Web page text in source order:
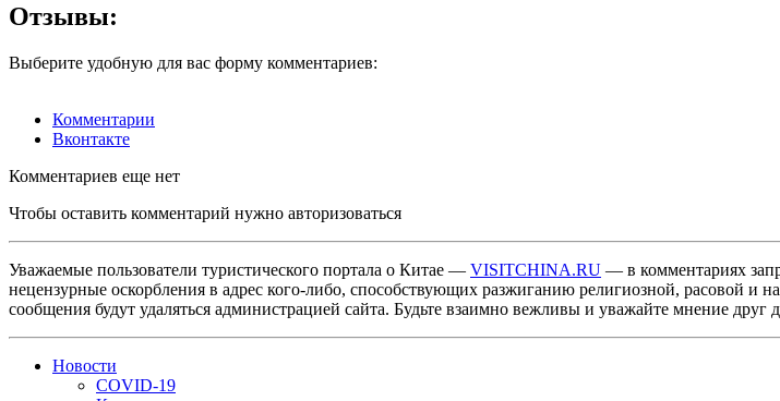
Отзывы:
Выберите удобную для вас форму комментариев:
Комментарии
Вконтакте
Комментариев еще нет
Чтобы оставить комментарий нужно авторизоваться
Уважаемые пользователи туристического портала о Китае — VISITCHINA.RU — в комментариях
нецензурные оскорбления в адрес кого-либо, способствующих разжиганию религиозной, расовой и
сообщения будут удаляться администрацией сайта. Будьте взаимно вежливы и уважайте мнение друг
Новости
COVID-19